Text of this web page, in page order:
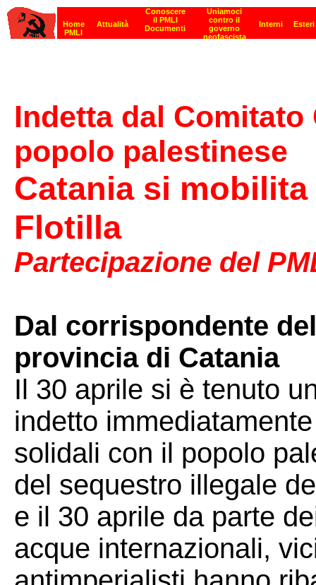
Indetta dal
popolo palestinese
Catania si
Flotilla
Partecipazione del
Dal corrispondente
provincia di Catania
Il 30 aprile si è tenuto
indetto
solidali con il popolo
del sequestro illegale
e il 30 aprile da parte
acque internazionali,